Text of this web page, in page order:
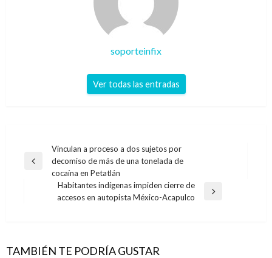
soporteinfix
Ver todas las entradas
Navegación
de
entradas
Entrada
Vinculan a proceso a dos sujetos por
decomiso de más de una tonelada de
cocaína en Petatlán
Entrada
Habitantes indígenas impiden cierre de
accesos en autopista México-Acapulco
TAMBIÉN TE PODRÍA GUSTAR